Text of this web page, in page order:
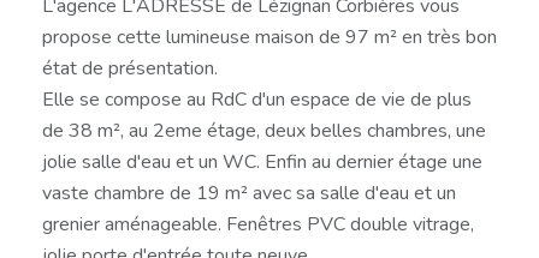
L'agence L'ADRESSE de Lézignan Corbières vous
propose cette lumineuse maison de 97 m² en très bon
état de présentation.
Elle se compose au RdC d'un espace de vie de plus
de 38 m², au 2eme étage, deux belles chambres, une
jolie salle d'eau et un WC. Enfin au dernier étage une
vaste chambre de 19 m² avec sa salle d'eau et un
grenier aménageable. Fenêtres PVC double vitrage,